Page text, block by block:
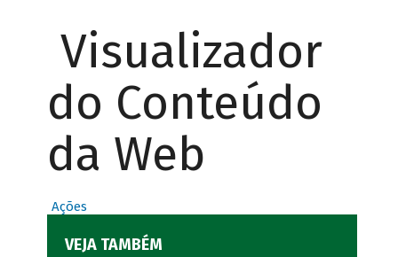
Visualizador
do Conteúdo
da Web
Ações
VEJA TAMBÉM